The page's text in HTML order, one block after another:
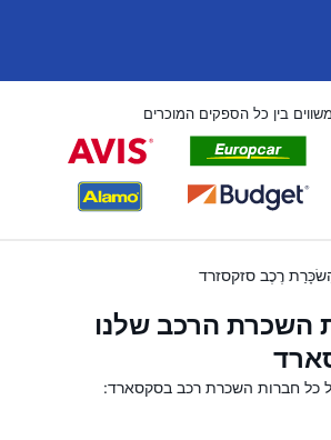
בין כל הספקים המוכרים
רֶכֶב סזקסזרד
השכרת הרכב שלנו
כל חברות השכרת רכב בסקסארד: